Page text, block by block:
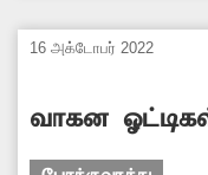
கூறுகின்றனர்.
வாகனங்கள்
16 அக்டோபர் 2022
வாகன